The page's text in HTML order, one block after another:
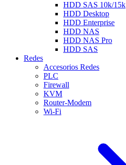
HDD SAS 10k/15k
HDD Desktop
HDD Enterprise
HDD NAS
HDD NAS Pro
HDD SAS
Redes
Accesorios Redes
PLC
Firewall
KVM
Router-Modem
Wi-Fi